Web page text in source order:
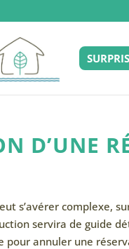
D’UNE
s’avérer complexe,
servira de guide
pour annuler une